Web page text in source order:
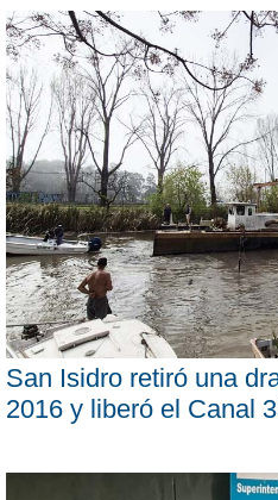
San Isidro retiró una
2016 y liberó el Canal